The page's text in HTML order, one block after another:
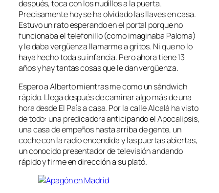
después, toca con los nudillos a la puerta.
Precisamente hoy se ha olvidado las llaves en casa.
Estuvo un rato esperando en el portal porque no
funcionaba el telefonillo (como imaginaba Paloma)
y le daba vergüenza llamarme a gritos. Ni que no lo
haya hecho toda su infancia. Pero ahora tiene 13
años y hay tantas cosas que le dan vergüenza.
Espero a Alberto mientras me como un sándwich
rápido. Llega después de caminar algo más de una
hora desde El País a casa. Por la calle Alcalá ha visto
de todo: una predicadora anticipando el Apocalipsis,
una casa de empeños hasta arriba de gente, un
coche con la radio encendida y las puertas abiertas,
un conocido presentador de televisión andando
rápido y firme en dirección a su plató.